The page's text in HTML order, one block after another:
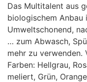
Das Multitalent aus
biologischem
Umweltschonend,
… zum Abwasch,
mehr zu verwenden.
Farben: Hellgrau,
meliert, Grün,